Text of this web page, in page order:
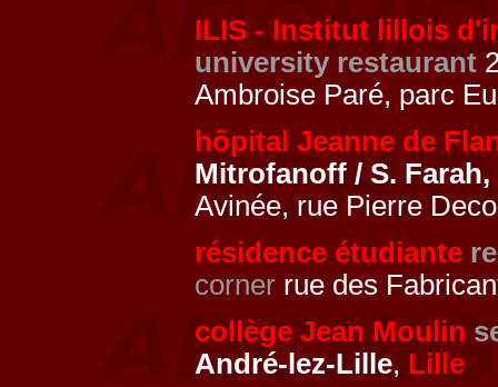
ILIS - Institut lillois
university restaurant
Ambroise Paré, parc
hôpital Jeanne de
Mitrofanoff / S.
Avinée, rue Pierre
résidence étudiante
corner rue des
collège Jean Moulin
André-lez-Lille, Lille